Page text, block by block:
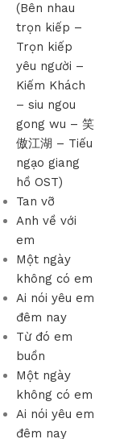
(Bên nhau
trọn kiếp –
Trọn kiếp
yêu người –
Kiếm Khách
– siu ngou
gong wu – 笑
傲江湖 – Tiếu
ngạo giang
hồ OST)
Tan vỡ
Anh về với
em
Một ngày
không có em
Ai nói yêu em
đêm nay
Từ đó em
buồn
Một ngày
không có em
Ai nói yêu em
đêm nay